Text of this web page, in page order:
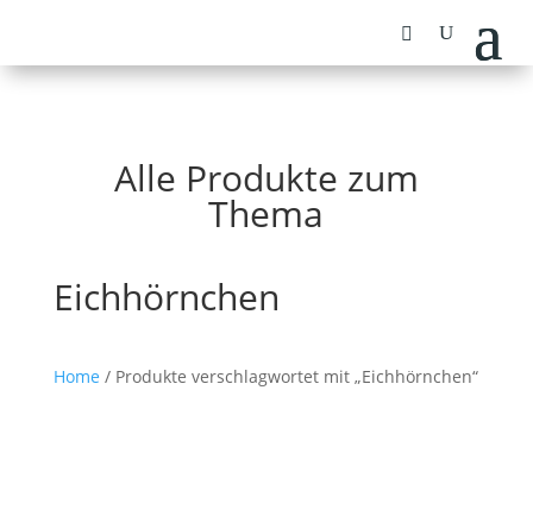
Alle Produkte zum
Thema
Eichhörnchen
Home / Produkte verschlagwortet mit „Eichhörnchen“